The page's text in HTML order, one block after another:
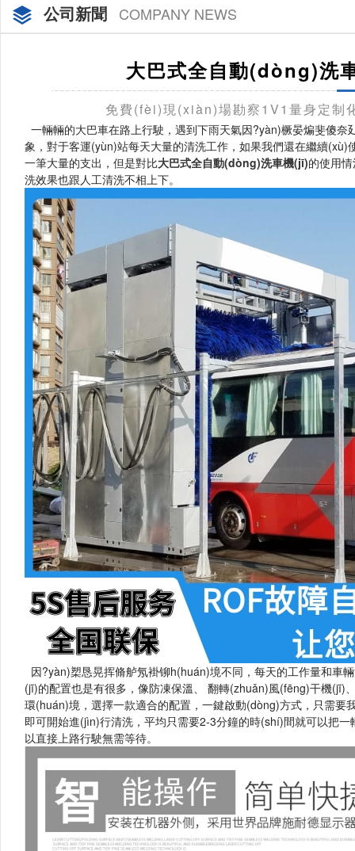
公司新聞 COMPANY NEWS
大巴式全自動(dòng)洗
免費(fèi)現(xiàn)場勘察1V1量身定制
一輛輛的大巴車在路上行駛，遇到下雨天氣因?yàn)橛晏煸斐傻奈
象，對于客運(yùn)站每天大量的清洗工作，如果我們還在繼續
一筆大量的支出，但是對比大巴式全自動(dòng)洗車機(jī)的使用情
洗效果也跟人工清洗不相上下。
因?yàn)槊恳晃挥脩舻氖褂铆h(huán)境不同，每天的工作量和
(jī)的配置也是有很多，像防凍保溫、 翻轉(zhuǎn)風(fēng)干機
環(huán)境，選擇一款適合的配置，一鍵啟動(dòng)方式，只
即可開始進(jìn)行清洗，平均只需要2-3分鐘的時(shí)間就可以把一
以直接上路行駛無需等待。